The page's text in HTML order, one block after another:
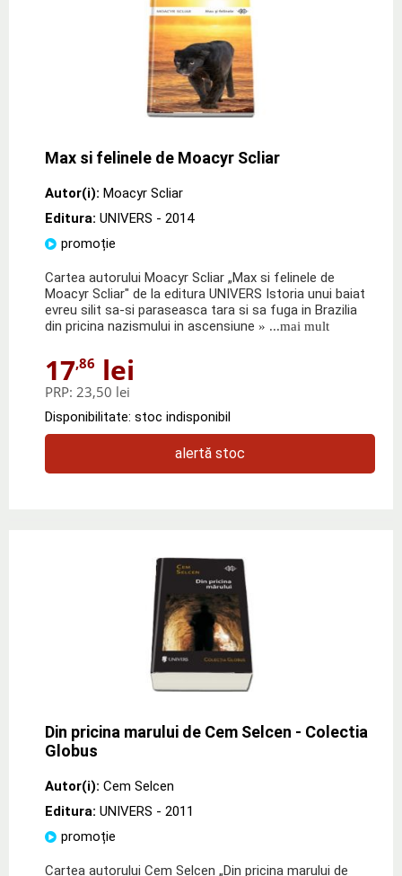
Max si felinele de Moacyr Scliar
Autor(i): Moacyr Scliar
Editura: UNIVERS - 2014
promoție
Cartea autorului Moacyr Scliar „Max si felinele de
Moacyr Scliar" de la editura UNIVERS Istoria unui baiat
evreu silit sa-si paraseasca tara si sa fuga in Brazilia
din pricina nazismului in ascensiune » ...mai mult
17,86 lei
PRP: 23,50 lei
Disponibilitate: stoc indisponibil
alertă stoc
Din pricina marului de Cem Selcen - Colectia
Globus
Autor(i): Cem Selcen
Editura: UNIVERS - 2011
promoție
Cartea autorului Cem Selcen „Din pricina marului de